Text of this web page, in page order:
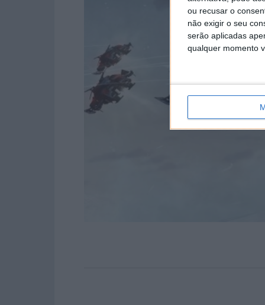
ou recusar o
não exigir o seu
serão aplicadas
qualquer momento